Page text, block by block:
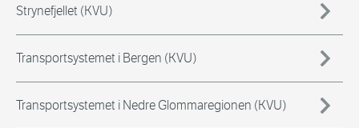
Strynefjellet (KVU)
Transportsystemet i Bergen (KVU)
Transportsystemet i Nedre Glommaregionen (KVU)